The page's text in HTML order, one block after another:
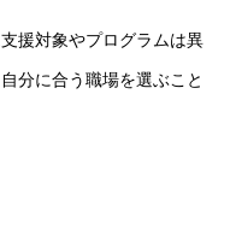
援対象やプログラムは異
分に合う職場を選ぶこと